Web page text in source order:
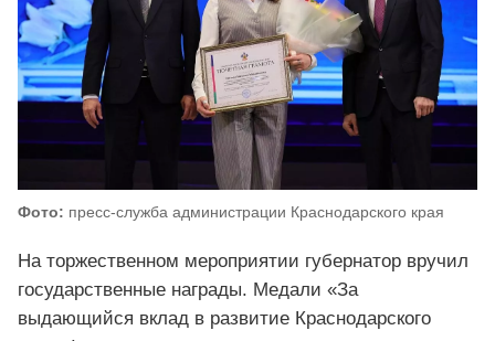
Фото: пресс-служба администрации Краснодарского края
На торжественном мероприятии губернатор вручил
государственные награды. Медали «За
выдающийся вклад в развитие Краснодарского